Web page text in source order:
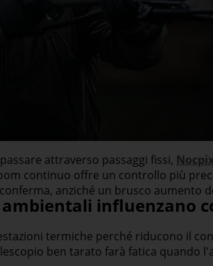
attraverso passaggi fissi,
continuo offre un controllo più
anziché un brusco aumento
influenzano
termiche perché riducono il
ben tarato farà fatica quando